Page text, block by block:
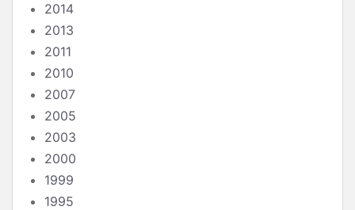
2014
2013
2011
2010
2007
2005
2003
2000
1999
1995